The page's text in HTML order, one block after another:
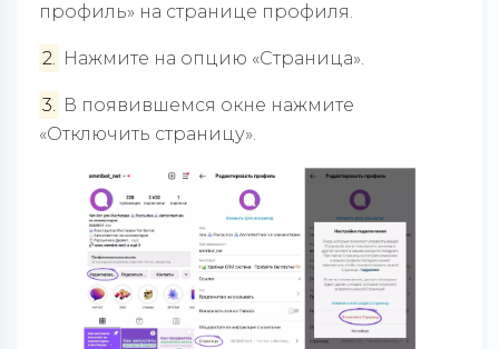
профиль» на странице профиля.
2. Нажмите на опцию «Страница».
3. В появившемся окне нажмите
«Отключить страницу».